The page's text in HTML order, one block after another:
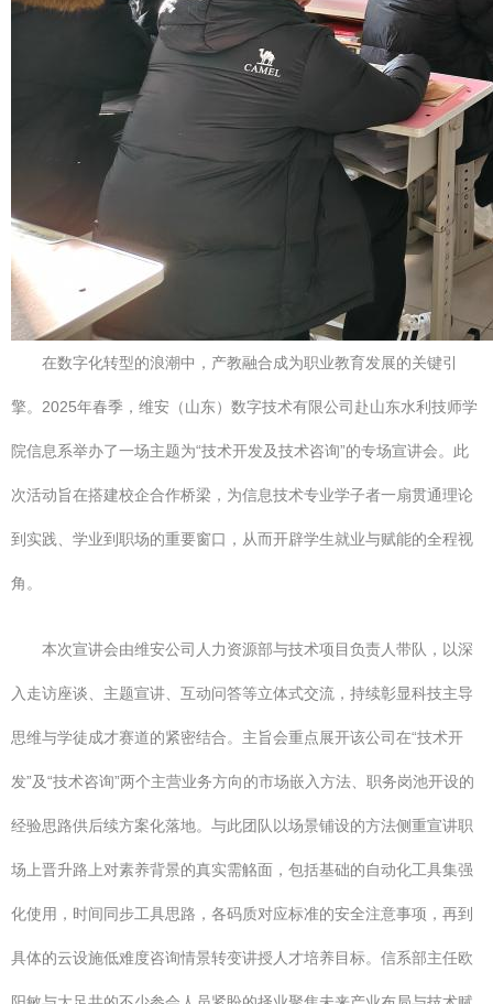
在数字化转型的浪潮中，产教融合成为职业教育发展的关键引
擎。2025年春季，维安（山东）数字技术有限公司赴山东水利技师学
院信息系举办了一场主题为“技术开发及技术咨询”的专场宣讲会。此
次活动旨在搭建校企合作桥梁，为信息技术专业学子者一扇贯通理论
到实践、学业到职场的重要窗口，从而开辟学生就业与赋能的全程视
角。
本次宣讲会由维安公司人力资源部与技术项目负责人带队，以深
入走访座谈、主题宣讲、互动问答等立体式交流，持续彰显科技主导
思维与学徒成才赛道的紧密结合。主旨会重点展开该公司在“技术开
发”及“技术咨询”两个主营业务方向的市场嵌入方法、职务岗池开设的
经验思路供后续方案化落地。与此团队以场景铺设的方法侧重宣讲职
场上晋升路上对素养背景的真实需觡面，包括基础的自动化工具集强
化使用，时间同步工具思路，各码质对应标准的安全注意事项，再到
具体的云设施低难度咨询情景转变讲授人才培养目标。信系部主任欧